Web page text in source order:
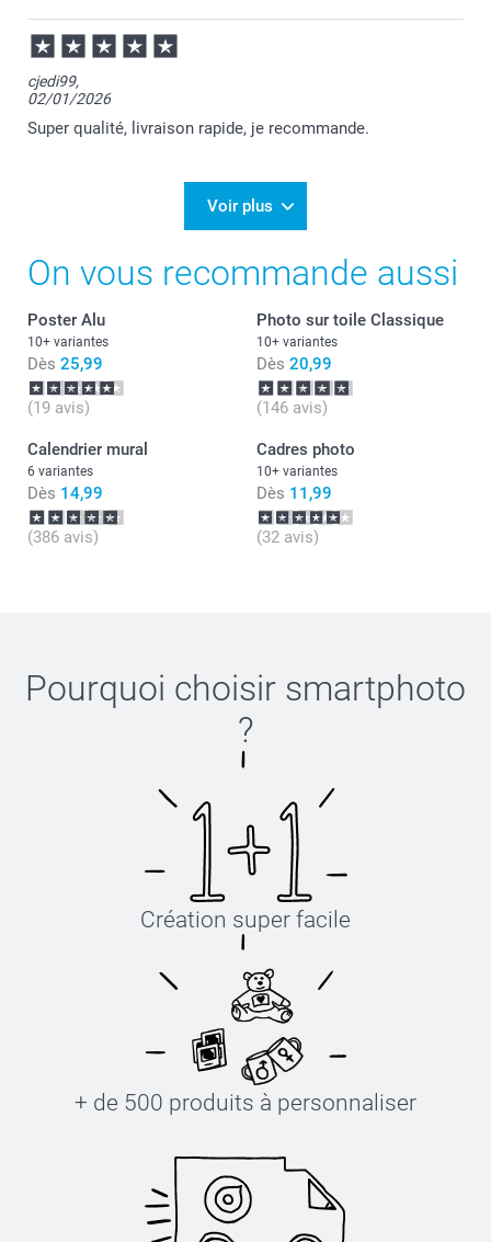
cjedi99,
02/01/2026
Super qualité, livraison rapide, je recommande.
Voir plus
On vous recommande aussi
Poster Alu
10+ variantes
Dès 25,99
(19 avis)
Photo sur toile Classique
10+ variantes
Dès 20,99
(146 avis)
Calendrier mural
6 variantes
Dès 14,99
(386 avis)
Cadres photo
10+ variantes
Dès 11,99
(32 avis)
Pourquoi choisir smartphoto
?
Création super facile
+ de 500 produits à personnaliser